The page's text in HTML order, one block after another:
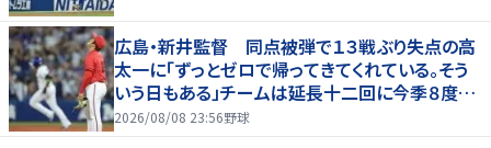
広島・新井監督 同点被弾で１３戦ぶり失点の高
太一に「ずっとゼロで帰ってきてくれている。そう
いう日もある」チームは延長十二回に今季８度目
サヨナラ負け
2026/08/08 23:56野球